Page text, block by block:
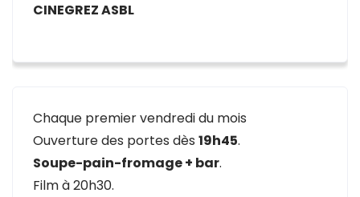
CINEGREZ ASBL
Chaque premier vendredi du mois
Ouverture des portes dès 19h45.
Soupe-pain-fromage + bar.
Film à 20h30.